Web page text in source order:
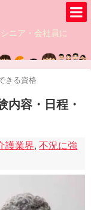
ニア・会社員に
きる資格
内容・日程・
護業界,不況に強